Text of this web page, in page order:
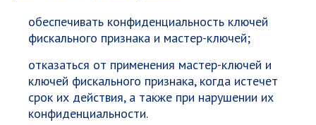
обеспечивать конфиденциальность ключей
фискального признака и мастер-ключей;
отказаться от применения мастер-ключей и
ключей фискального признака, когда истечет
срок их действия, а также при нарушении их
конфиденциальности.